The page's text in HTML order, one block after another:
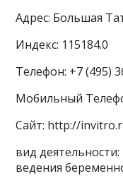
Адрес: Большая
Индекс: 115184.0
Телефон: +7 (495)
Мобильный
Сайт: http://
вид
ведения